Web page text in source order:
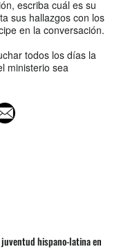
escriba cuál es su
sus hallazgos con los
en la conversación.
todos los días la
ministerio sea
hispano-latina en